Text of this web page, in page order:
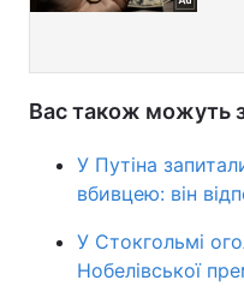
Вас також можуть
У Путіна
вбивцею: він
У Стокгольмі
Нобелівської